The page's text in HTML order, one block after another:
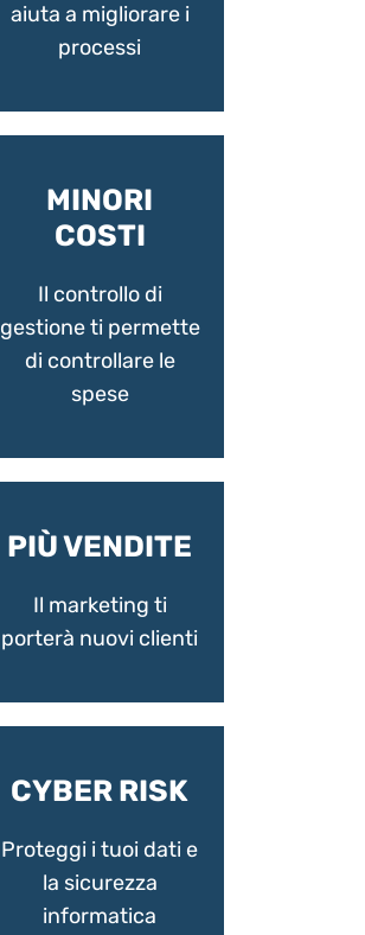
aiuta a migliorare i
processi
MINORI
COSTI
Il controllo di
gestione ti permette
di controllare le
spese
PIÙ VENDITE
Il marketing ti
porterà nuovi clienti
CYBER RISK
Proteggi i tuoi dati e
la sicurezza
informatica